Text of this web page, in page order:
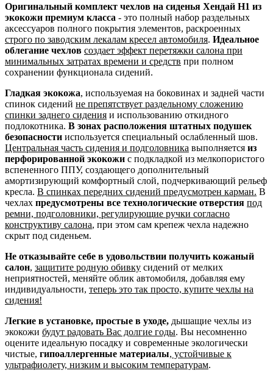
Оригинальный комплект чехлов на сиденья Хендай Н1 из
экокожи премиум класса - это полный набор раздельных
аксессуаров полного покрытия элементов, раскроенных
строго по заводским лекалам кресел автомобиля. Идеальное
облегание чехлов создает эффект перетяжки салона при
минимальных затратах времени и средств при полном
сохранении функционала сидений.
Гладкая экокожа, используемая на боковинах и задней части
спинок сидений не препятствует раздельному сложению
спинки заднего сидения и использованию откидного
подлокотника. В зонах расположения штатных подушек
безопасности используется специальный ослабленный шов.
Центральная часть сидения и подголовника выполняется из
перфорированной экокожи с подкладкой из мелкопористого
вспененного ППУ, создающего дополнительный
амортизирующий комфортный слой, подчеркивающий рельеф
кресла. В спинках передних сидений предусмотрен карман. В
чехлах предусмотрены все технологические отверстия под
ремни, подголовники, регулирующие ручки согласно
конструктиву салона, при этом сам крепеж чехла надежно
скрыт под сиденьем.
Не отказывайте себе в удовольствии получить кожаный
салон, защитите родную обивку сидений от мелких
неприятностей, меняйте облик автомобиля, добавляя ему
индивидуальности, теперь это так просто, купите чехлы на
сидения!
Легкие в установке, простые в уходе, дышащие чехлы из
экокожи будут радовать Вас долгие годы. Вы несомненно
оцените идеальную посадку и современные экологически
чистые, гипоаллергенные материалы, устойчивые к
ультрафиолету, низким и высоким температурам.